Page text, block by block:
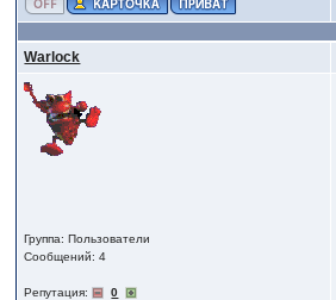
Warlock
Группа: Пользователи
Сообщений: 4
Репутация: 0